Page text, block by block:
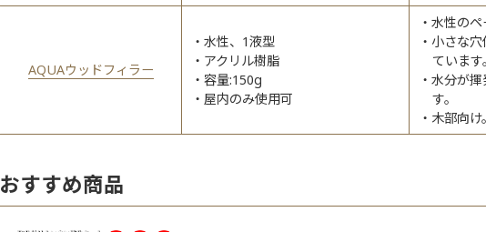
AQUAウッドフィラー
水性、1液型
アクリル樹脂
容量:150g
屋内のみ使用可
水性のペ
小さな
ています。
水分が揮
す。
木部向け。
おすすめ商品